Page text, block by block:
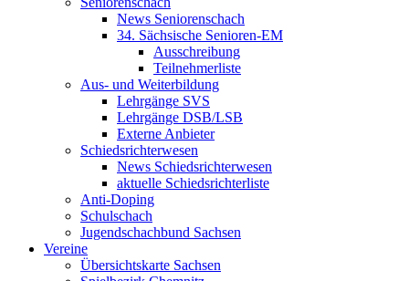
News Seniorenschach
34. Sächsische Senioren-EM
Ausschreibung
Teilnehmerliste
Aus- und Weiterbildung
Lehrgänge SVS
Lehrgänge DSB/LSB
Externe Anbieter
Schiedsrichterwesen
News Schiedsrichterwesen
aktuelle Schiedsrichterliste
Anti-Doping
Schulschach
Jugendschachbund Sachsen
Vereine
Übersichtskarte Sachsen